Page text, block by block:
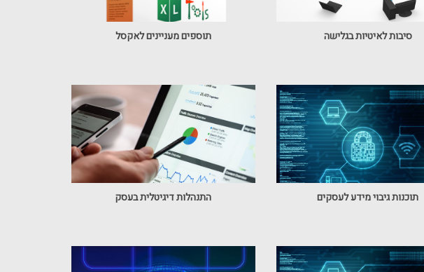
סיבות לאיטיות בגלישה תוספים מעניינים לאקסל
תוכנות גיבוי מידע לעסקים התנהלות דיגיטלית בעסק